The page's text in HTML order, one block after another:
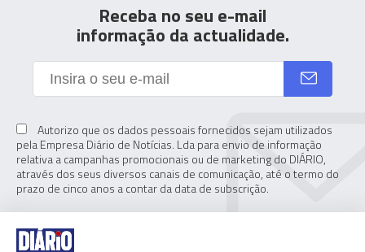
Receba no seu e-mail
informação da actualidade.
Autorizo que os dados pessoais fornecidos sejam utilizados
pela Empresa Diário de Notícias. Lda para envio de informação
relativa a campanhas promocionais ou de marketing do DIÁRIO,
através dos seus diversos canais de comunicação, até o termo do
prazo de cinco anos a contar da data de subscrição.